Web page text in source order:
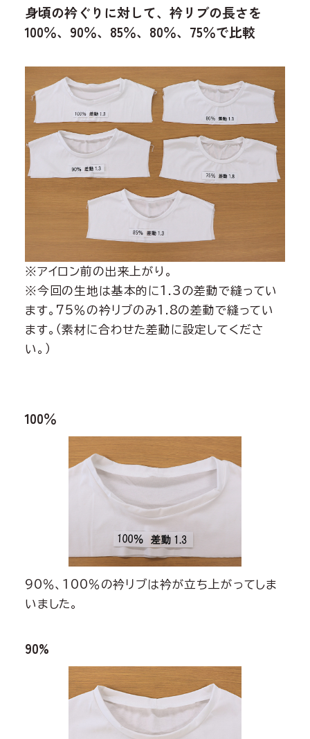
身頃の衿ぐりに対して、衿リブの長さを
100％、90％、85％、80％、75％で比較
※アイロン前の出来上がり。
※今回の生地は基本的に1.3の差動で縫ってい
ます。75％の衿リブのみ1.8の差動で縫ってい
ます。（素材に合わせた差動に設定してくださ
い。）
100％
90％、100％の衿リブは衿が立ち上がってしま
いました。
90%